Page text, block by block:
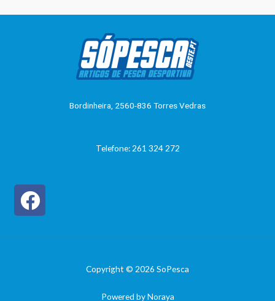
l
Bordinheira, 2560-836 Torres Vedras
Telefone: 261 324 272
Copyright © 2026 SoPesca
Powered by Noraya